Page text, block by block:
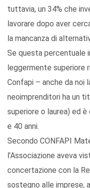
tuttavia, un 34% che
lavorare dopo aver
la mancanza di
Se questa percentuale
leggermente superiore
Confapi – anche da noi
neoimprenditori ha un
superiore o laurea) ed
e 40 anni.
Secondo CONFAPI
l’Associazione aveva
concertazione con la
sostegno alle imprese,